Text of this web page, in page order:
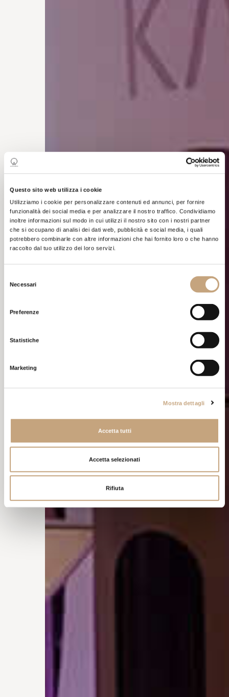
Questo sito web utilizza i cookie
Utilizziamo i cookie per personalizzare contenuti ed annunci, per fornire
funzionalità dei social media e per analizzare il nostro traffico. Condividiamo
inoltre informazioni sul modo in cui utilizzi il nostro sito con i nostri partner
che si occupano di analisi dei dati web, pubblicità e social media, i quali
potrebbero combinarle con altre informazioni che hai fornito loro o che hanno
raccolto dal tuo utilizzo dei loro servizi.
del
Necessari
Preferenze
Statistiche
Marketing
Mostra dettagli
Accetta tutti
Accetta selezionati
Rifiuta
ALLESTIMENTI
FIERISTICI
Progettazione e realizzazione stand fieristici all’avanguardia,
Pensati per essere notati e farsi ricordare.